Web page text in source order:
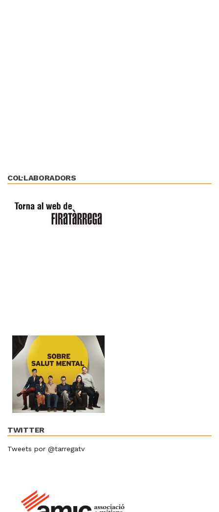
COL·LABORADORS
TWITTER
Tweets por @tarregatv